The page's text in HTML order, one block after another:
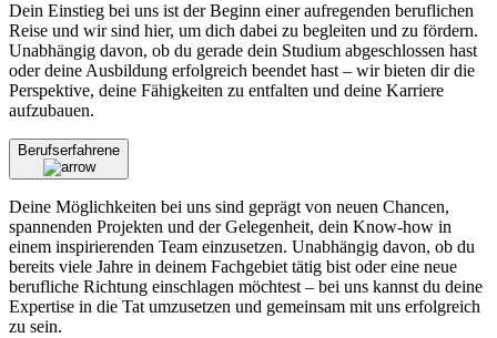
Dein Einstieg bei uns ist der Beginn einer aufregenden beruflichen
Reise und wir sind hier, um dich dabei zu begleiten und zu fördern.
Unabhängig davon, ob du gerade dein Studium abgeschlossen hast
oder deine Ausbildung erfolgreich beendet hast – wir bieten dir die
Perspektive, deine Fähigkeiten zu entfalten und deine Karriere
aufzubauen.
Berufserfahrene
Deine Möglichkeiten bei uns sind geprägt von neuen Chancen,
spannenden Projekten und der Gelegenheit, dein Know-how in
einem inspirierenden Team einzusetzen. Unabhängig davon, ob du
bereits viele Jahre in deinem Fachgebiet tätig bist oder eine neue
berufliche Richtung einschlagen möchtest – bei uns kannst du deine
Expertise in die Tat umzusetzen und gemeinsam mit uns erfolgreich
zu sein.